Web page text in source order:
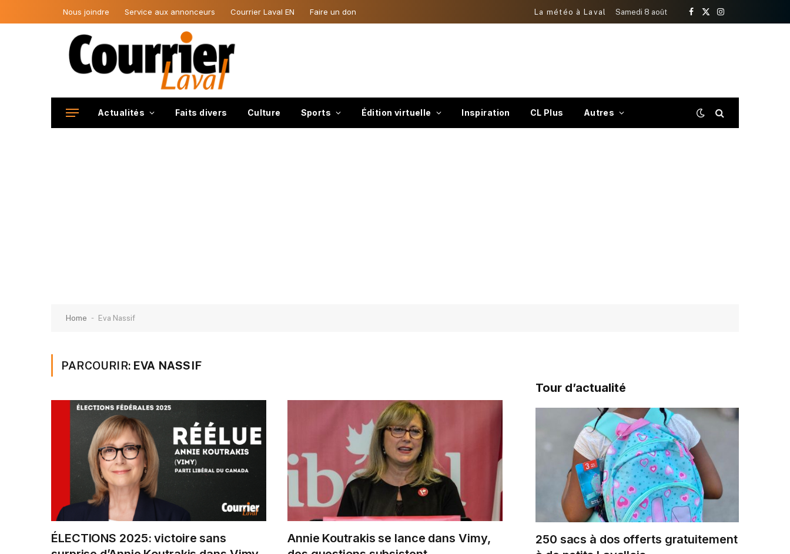
Nous joindre Service aux annonceurs Courrier Laval EN Faire un don La météo à Laval Samedi 8 août
Facebook
X
Instagram
Actualités Faits divers Culture Sports Édition virtuelle Inspiration CL Plus Autres
Home - Eva Nassif
PARCOURIR: EVA NASSIF
ÉLECTIONS 2025: victoire sans
Annie Koutrakis se lance dans Vimy,
Tour d’actualité
250 sacs à dos offerts gratuitement